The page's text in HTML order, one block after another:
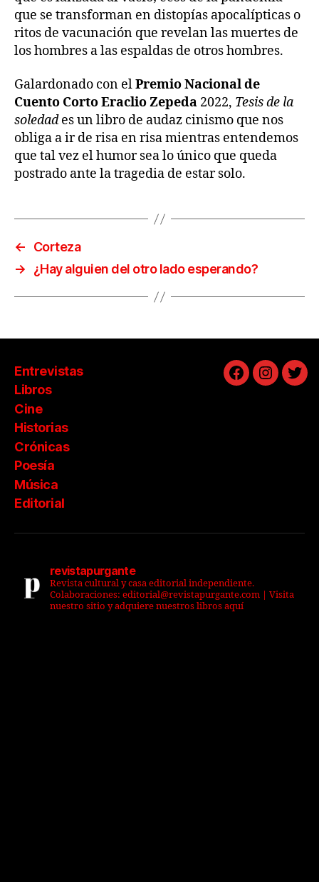
que se transforman en distopías apocalípticas o
ritos de vacunación que revelan las muertes de
los hombres a las espaldas de otros hombres.
Galardonado con elPremio Nacional de
Cuento Corto Eraclio Zepeda 2022, Tesis de la
soledades un libro de audaz cinismo que nos
obliga a ir de risa en risa mientras entendemos
que tal vez el humor sea lo único que queda
postrado ante la tragedia de estar solo.
←
Corteza
→
¿Hay alguien del otro lado esperando?
Entrevistas
Libros
Cine
Historias
Crónicas
Poesía
Música
Editorial
Facebook
revistapurgante
Revista cultural y casa editorial independiente.
Colaboraciones: editorial@revistapurgante.com | Visita
nuestro sitio y adquiere nuestros libros aquí